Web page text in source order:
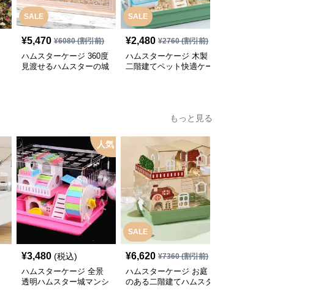
SALE
¥5,470 ¥6080(割引前)
ハムスターケージ 360度
見渡せるハムスターの城
SALE
¥2,480 ¥2760(割引前)
ハムスターケージ 木製
二階建てペット快適ケー
もっと見る
人気
¥3,480 (税込)
ハムスターケージ 全景
透明ハムスター城マンシ
SALE
¥6,620 ¥7360(割引前)
ハムスターケージ お庭
のある二階建てハムスタ